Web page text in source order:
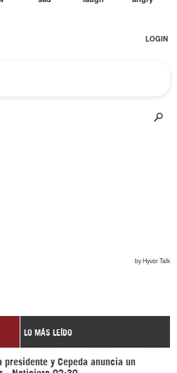
LO MÁS LEÍDO
presidente y Cepeda anuncia un
- Noticiero 02:30